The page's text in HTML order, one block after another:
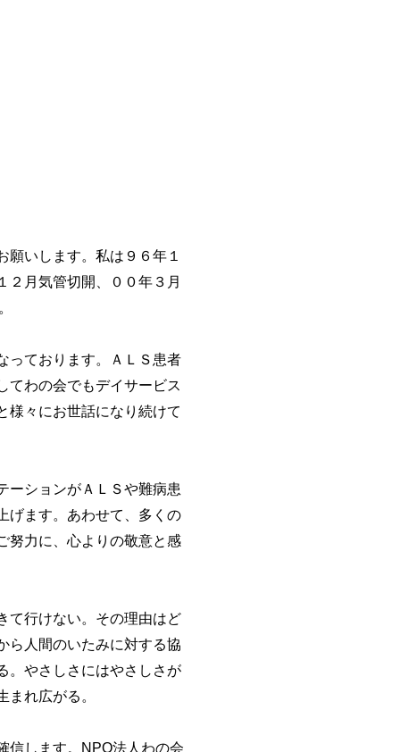
いします。私は９６年１
２月気管切開、００年３月
ております。ＡＬＳ患者
てわの会でもデイサービス
様々にお世話になり続けて
ションがＡＬＳや難病患
げます。あわせて、多くの
努力に、心よりの敬意と感
行けない。その理由はど
ら人間のいたみに対する協
。やさしさにはやさしさが
れ広がる。
します。NPO法人わの会